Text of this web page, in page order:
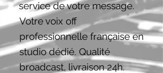
service de votre message.
Votre voix off
professionnelle française en
studio dédié. Qualité
broadcast, livraison 24h.